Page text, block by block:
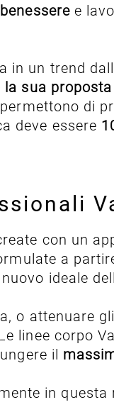
e
un trend
la sua
di
deve essere
con un
a
ideale
o attenuare
linee corpo
il
in questa